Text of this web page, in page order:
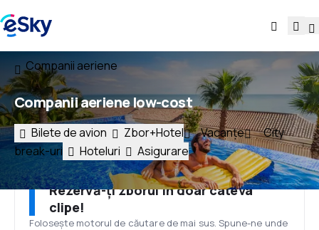
Companii aeriene
Companii aeriene low-cost
Bilete de avion Zbor+Hotel Vacanțe
City
break-uri
Hoteluri Asigurare
Rezervă-ți zborul în doar câteva
clipe!
Folosește motorul de căutare de mai sus. Spune-ne unde